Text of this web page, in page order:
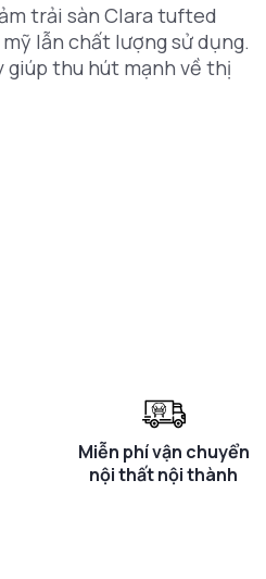
trải sàn Clara tufted
lẫn chất lượng sử dụng.
thu hút mạnh về thị
Miễn phí vận chuyển
nội thất nội thành